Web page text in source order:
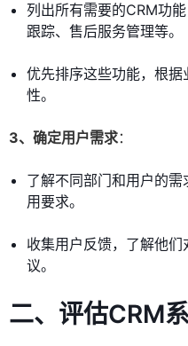
列出所有需要的CRM功
跟踪、售后服务管理等。
优先排序这些功能，根
性。
3、确定用户需求：
了解不同部门和用户的
用要求。
收集用户反馈，了解他
议。
二、评估CRM